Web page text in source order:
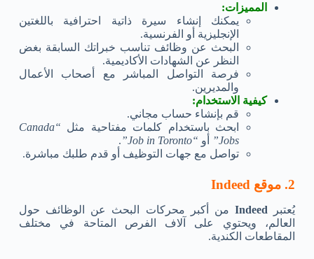
المميزات:
يمكنك إنشاء سيرة ذاتية احترافية باللغتين
الإنجليزية أو الفرنسية.
البحث عن وظائف تناسب خبراتك السابقة بغض
النظر عن الشهادات الأكاديمية.
فرصة التواصل المباشر مع أصحاب الأعمال
والمديرين.
كيفية الاستخدام:
قم بإنشاء حساب مجاني.
ابحث باستخدام كلمات مفتاحية مثل
“Canada
Jobs”
أو “Job in Toronto”
.
تواصل مع جهات التوظيف أو قدم طلبك مباشرة.
2. موقع Indeed
يُعتبر Indeed من أكبر محركات البحث عن الوظائف حول
العالم، ويحتوي على آلاف الفرص المتاحة في مختلف
المقاطعات الكندية.